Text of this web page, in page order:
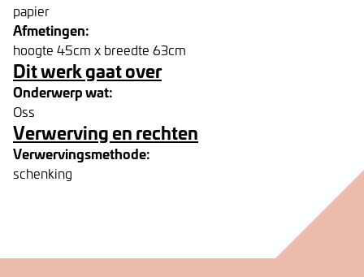
papier
Afmetingen:
hoogte 45cm x breedte 63cm
Dit werk gaat over
Onderwerp wat:
Oss
Verwerving en rechten
Verwervingsmethode:
schenking